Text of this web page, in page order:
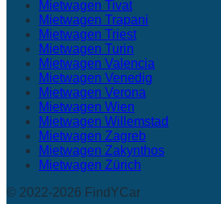
Mietwagen Tivat
Mietwagen Trapani
Mietwagen Triest
Mietwagen Turin
Mietwagen Valencia
Mietwagen Venedig
Mietwagen Verona
Mietwagen Wien
Mietwagen Willemstad
Mietwagen Zagreb
Mietwagen Zakynthos
Mietwagen Zürich
© 2022-2026 FindYCar